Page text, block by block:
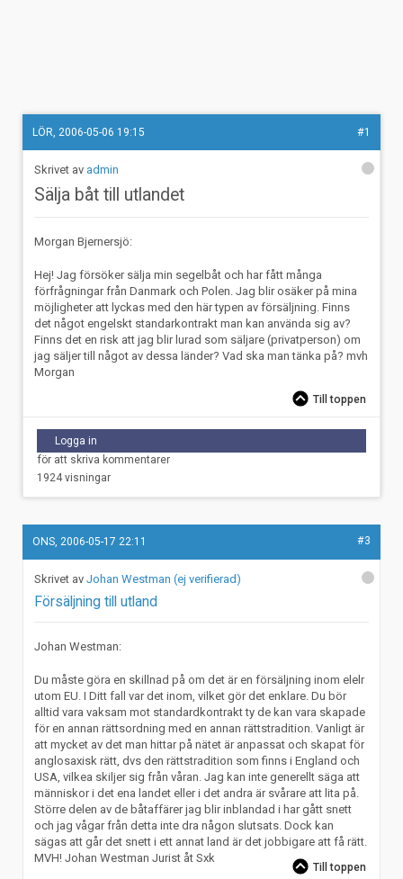
LÖR, 2006-05-06 19:15 #1
admin
Sälja båt till utlandet
Morgan Bjernersjö:
Hej! Jag försöker sälja min segelbåt och har fått många
förfrågningar från Danmark och Polen. Jag blir osäker på mina
möjligheter att lyckas med den här typen av försäljning. Finns
det något engelskt standarkontrakt man kan använda sig av?
Finns det en risk att jag blir lurad som säljare (privatperson) om
jag säljer till något av dessa länder? Vad ska man tänka på? mvh
Morgan
Till toppen
Logga in
för att skriva kommentarer
1924 visningar
ONS, 2006-05-17 22:11 #3
Johan Westman (ej verifierad)
Försäljning till utland
Johan Westman:
Du måste göra en skillnad på om det är en försäljning inom elelr
utom EU. I Ditt fall var det inom, vilket gör det enklare. Du bör
alltid vara vaksam mot standardkontrakt ty de kan vara skapade
för en annan rättsordning med en annan rättstradition. Vanligt är
att mycket av det man hittar på nätet är anpassat och skapat för
anglosaxisk rätt, dvs den rättstradition som finns i England och
USA, vilkea skiljer sig från våran. Jag kan inte generellt säga att
människor i det ena landet eller i det andra är svårare att lita på.
Större delen av de båtaffärer jag blir inblandad i har gått snett
och jag vågar från detta inte dra någon slutsats. Dock kan
sägas att går det snett i ett annat land är det jobbigare att få rätt.
MVH! Johan Westman Jurist åt Sxk
Till toppen